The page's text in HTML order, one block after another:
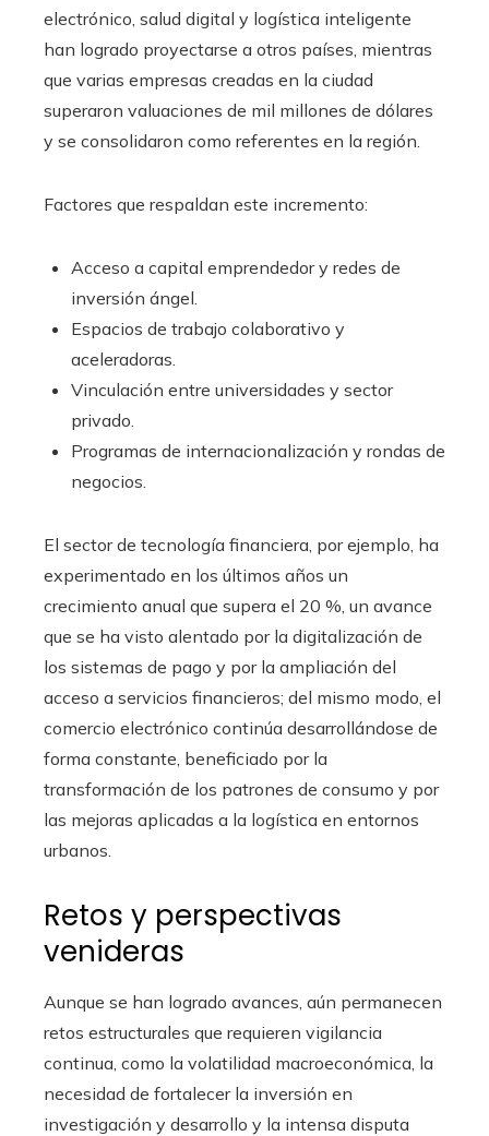
electrónico, salud digital y logística inteligente
han logrado proyectarse a otros países, mientras
que varias empresas creadas en la ciudad
superaron valuaciones de mil millones de dólares
y se consolidaron como referentes en la región.
Factores que respaldan este incremento:
Acceso a capital emprendedor y redes de
inversión ángel.
Espacios de trabajo colaborativo y
aceleradoras.
Vinculación entre universidades y sector
privado.
Programas de internacionalización y rondas de
negocios.
El sector de tecnología financiera, por ejemplo, ha
experimentado en los últimos años un
crecimiento anual que supera el 20 %, un avance
que se ha visto alentado por la digitalización de
los sistemas de pago y por la ampliación del
acceso a servicios financieros; del mismo modo, el
comercio electrónico continúa desarrollándose de
forma constante, beneficiado por la
transformación de los patrones de consumo y por
las mejoras aplicadas a la logística en entornos
urbanos.
Retos y perspectivas
venideras
Aunque se han logrado avances, aún permanecen
retos estructurales que requieren vigilancia
continua, como la volatilidad macroeconómica, la
necesidad de fortalecer la inversión en
investigación y desarrollo y la intensa disputa